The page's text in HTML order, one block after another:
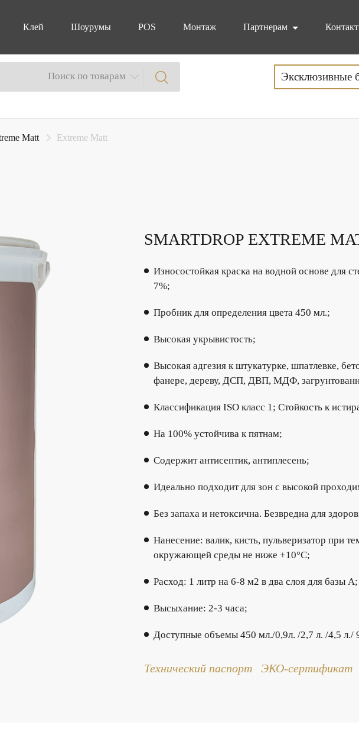
Клей
Шоурумы POS Монтаж Партнерам
Поиск по товарам Эксклюзивные
Matt Extreme Matt
SMARTDROP EXTREME
Износостойкая краска на водной основе для
7%;
Пробник для определения цвета 450 мл.;
Высокая укрывистость;
Высокая адгезия к штукатурке, шпатлевке,
фанере, дереву, ДСП, ДВП, МДФ,
Классификация ISO класс 1; Стойкость к
На 100% устойчива к пятнам;
Содержит антисептик, антиплесень;
Идеально подходит для зон с высокой
Без запаха и нетоксична. Безвредна для
Нанесение: валик, кисть, пульверизатор при
окружающей среды не ниже +10°С;
Расход: 1 литр на 6-8 м2 в два слоя для базы А;
Высыхание: 2-3 часа;
Доступные объемы 450 мл./0,9л. /2,7 л. /4,5 л./
Технический паспорт ЭКО-сертификат